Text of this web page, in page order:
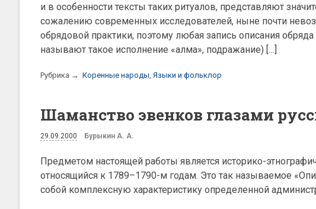
и в особенности тексты таких ритуалов, представляют
сожалению современных исследователей, ныне почти
обрядовой практики, поэтому любая запись описания
называют такое исполнение «алма», подражание) […]
Рубрика → Коренные народы, Языки и фольклор
Шаманство эвенков глазами
29.09.2000 Бурыкин А. А.
Предметом настоящей работы является историко-
относящийся к 1789–1790-м годам. Это так называемое
собой комплексную характеристику определенной